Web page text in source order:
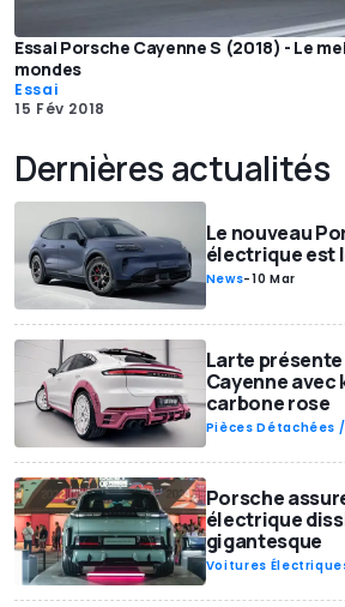
Essai Porsche Cayenne S (2018) - Le
mondes
Essai
15 Fév 2018
Dernières actualités
Le nouveau
électrique est
News-10 Mar
Larte
Cayenne
carbone rose
Pièces Détachées
Porsche
électrique
gigantesque
Voitures